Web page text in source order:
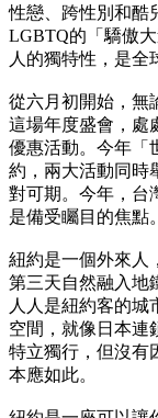
性戀、跨性別和酷
LGBTQ的「驕傲
人的獨特性，是全
從六月初開始，無
這場年度盛會，處
優惠活動。今年「
約，兩大活動同時
對可期。今年，台
是備受矚目的焦點。
紐約是一個外來人
第三天自然融入地
人人是紐約客的城
空間，就像日本連
特立獨行，但沒有
本應如此。